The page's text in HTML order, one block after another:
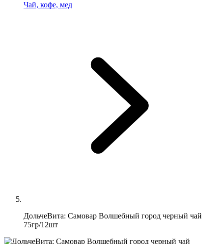
Чай, кофе, мед
ДольчеВита: Самовар Волшебный город черный чай
75гр/12шт